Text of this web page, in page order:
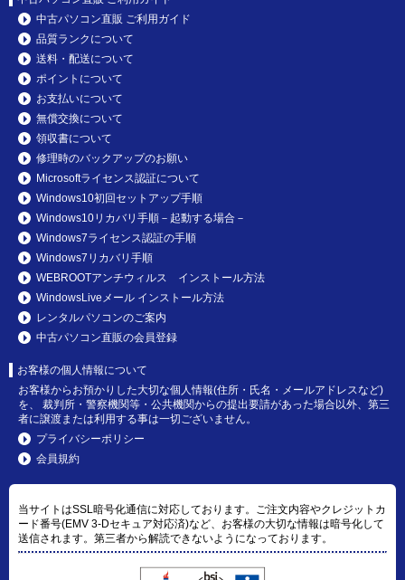
中古パソコン直販 ご利用ガイド
品質ランクについて
送料・配送について
ポイントについて
お支払いについて
無償交換について
領収書について
修理時のバックアップのお願い
Microsoftライセンス認証について
Windows10初回セットアップ手順
Windows10リカバリ手順－起動する場合－
Windows7ライセンス認証の手順
Windows7リカバリ手順
WEBROOTアンチウィルス インストール方法
WindowsLiveメール インストール方法
レンタルパソコンのご案内
中古パソコン直販の会員登録
お客様の個人情報について
お客様からお預かりした大切な個人情報(住所・氏名・メールアドレスなど)
を、 裁判所・警察機関等・公共機関からの提出要請があった場合以外、第三
者に譲渡または利用する事は一切ございません。
プライバシーポリシー
会員規約
当サイトはSSL暗号化通信に対応しております。ご注文内容やクレジットカ
ード番号(EMV 3-Dセキュア対応済)など、お客様の大切な情報は暗号化して
送信されます。第三者から解読できないようになっております。